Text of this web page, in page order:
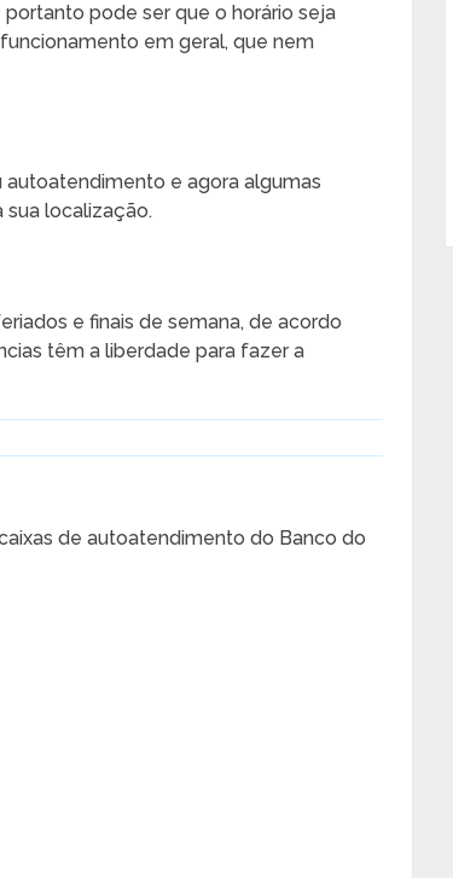
pode ser que o horário seja
em geral, que nem
autoatendimento e agora algumas
sua localização.
e finais de semana, de acordo
têm a liberdade para fazer a
de autoatendimento do Banco do